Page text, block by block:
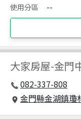
使用分區
--
大家房屋-金門
082-337-808
金門縣金湖鎮瓊